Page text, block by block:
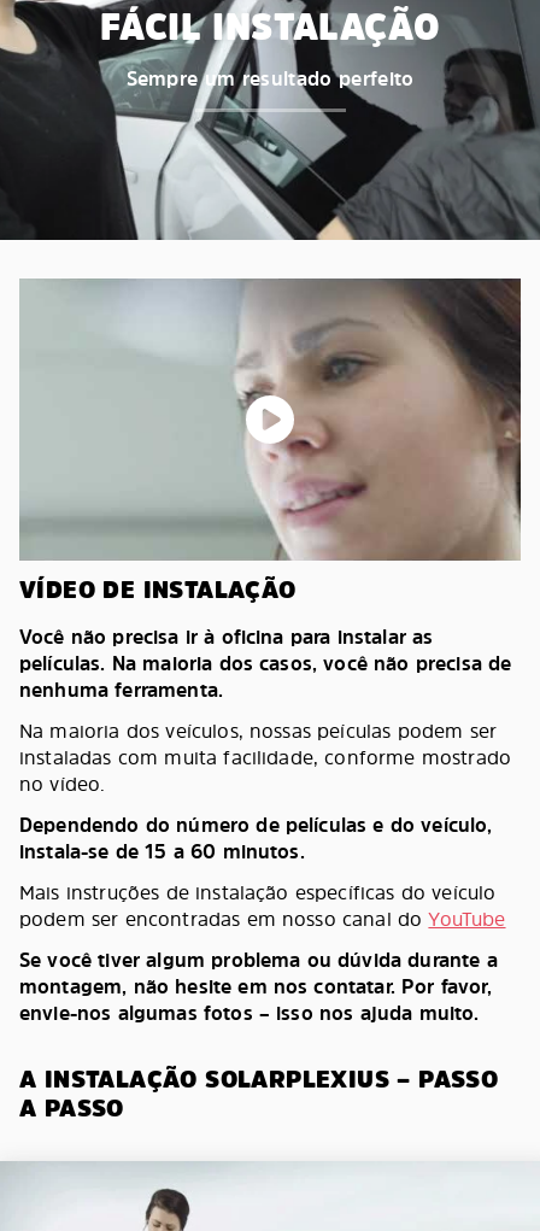
FÁCIL INSTALAÇÃO
Sempre um resultado perfeito
VÍDEO DE INSTALAÇÃO
Você não precisa ir à oficina para instalar as
películas. Na maioria dos casos, você não precisa de
nenhuma ferramenta.
Na maioria dos veículos, nossas peículas podem ser
instaladas com muita facilidade, conforme mostrado
no vídeo.
Dependendo do número de películas e do veículo,
instala-se de 15 a 60 minutos.
Mais instruções de instalação específicas do veículo
podem ser encontradas em nosso canal doYouTube
Se você tiver algum problema ou dúvida durante a
montagem, não hesite em nos contatar. Por favor,
envie-nos algumas fotos – isso nos ajuda muito.
A INSTALAÇÃO SOLARPLEXIUS – PASSO
A PASSO